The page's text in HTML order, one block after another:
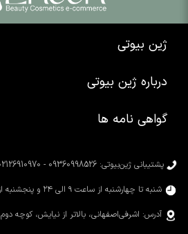
ژین بیوتی
خرید شوینده صورت
خرید رژ لب
درباره ژین بیوتی
تماس با ما
محصولات سیمپل
گواهی نامه ها
پشتیبانی ژین‌بیوتی: 09360998526 - 02126910970
شنبه تا چهارشنبه از ساعت ۹ الی ۲۴ و پنجشنبه از ساعت ۹ الی ۲۲
آدرس: اشرفی‌اصفهانی، بالاتر از نیایش، کوچه دوم